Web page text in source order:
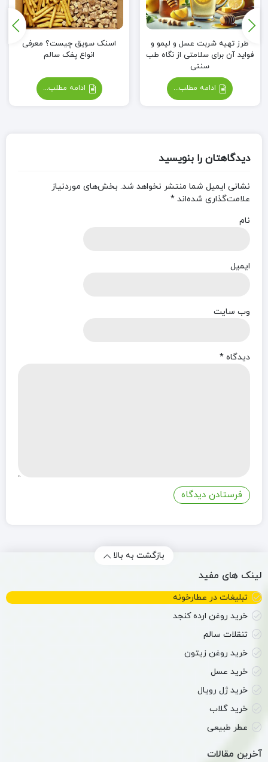
طرز تهیه شربت عسل و لیمو و
فواید آن برای سلامتی از نگاه طب
سنتی
ادامه مطلب...
اسنک سویق چیست؟ معرفی
انواع پفک سالم
ادامه مطلب...
دیدگاهتان را بنویسید
نشانی ایمیل شما منتشر نخواهد شد. بخش‌های موردنیاز
علامت‌گذاری شده‌اند *
نام
ایمیل
وب‌ سایت
دیدگاه *
بازگشت به بالا
لینک های مفید
تبلیغات در عطارخونه
خرید روغن ارده کنجد
تنقلات سالم
خرید روغن زیتون
خرید عسل
خرید ژل رویال
خرید گلاب
عطر طبیعی
آخرین مقالات